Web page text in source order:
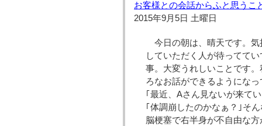
お客様との会話からふと思うこ
2015年9月5日 土曜日
今日の朝は、晴天です。
していただく人が待ってて
事。大変うれしいことです
ろなお話ができるようにな
｢最近、Aさん見ないが来て
｢体調崩したのかなぁ？｣そ
脳梗塞で右半身が不自由な